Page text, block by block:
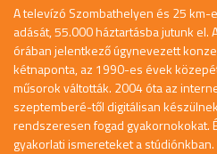
A televízó Szombathelyen és 25
adását, 55.000 háztartásba jutunk
órában jelentkező úgynevezett
kétnaponta, az 1990-es évek
műsorok váltották. 2004 óta az
szeptemberé-től digitálisan
rendszeresen fogad gyakornokokat.
gyakorlati ismereteket a stúdiónkban.